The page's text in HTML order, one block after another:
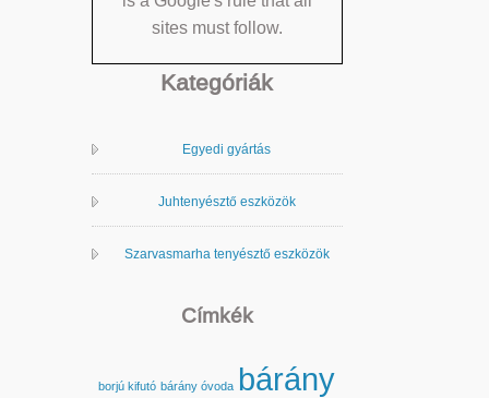
sites must follow.
Kategóriák
Egyedi gyártás
Juhtenyésztő eszközök
Szarvasmarha tenyésztő eszközök
Címkék
borjú kifutó bárány óvoda bárány